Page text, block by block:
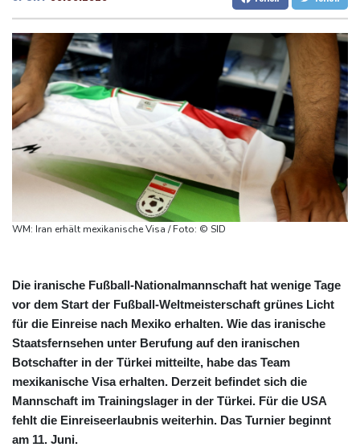
Wien
25 °C
Salzburg
25 °C
Baden-Baden
Sieg auf der längsten Etappe: Vollering übernimmt
Gesamtführung
Drohne explodiert an der Grenze zwischen Rumänien und
Bulgarien nahe Gaspipeline
Lionel Messi trauert um seinen Vater
Absturz von Ultraleichtflugzeug: 72-jähriger Pilot stirbt in Baden-
Württemberg
Selenskyj warnt in Belgrad vor Folgen russischer Angriffe für
Drohnen über Bundeswehrstandort in Nordrhein-Westfalen
WM: Iran erhält mexikanische Visa / Foto: © SID
Die iranische Fußball-Nationalmannschaft hat wenige Tage
vor dem Start der Fußball-Weltmeisterschaft grünes Licht
für die Einreise nach Mexiko erhalten. Wie das iranische
Staatsfernsehen unter Berufung auf den iranischen
Botschafter in der Türkei mitteilte, habe das Team
mexikanische Visa erhalten. Derzeit befindet sich die
Mannschaft im Trainingslager in der Türkei. Für die USA
fehlt die Einreiseerlaubnis weiterhin. Das Turnier beginnt
am 11. Juni.